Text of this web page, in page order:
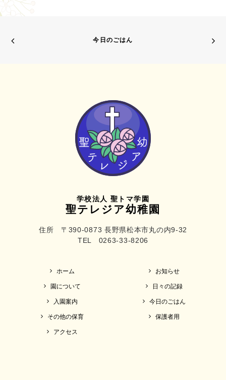
今日のごはん
学校法人 聖トマ学園
聖テレジア幼稚園
住所 〒390-0873 長野県松本市丸の内9-32
TEL 0263-33-8206
ホーム
園について
入園案内
その他の保育
アクセス
お知らせ
日々の記録
今日のごはん
保護者用